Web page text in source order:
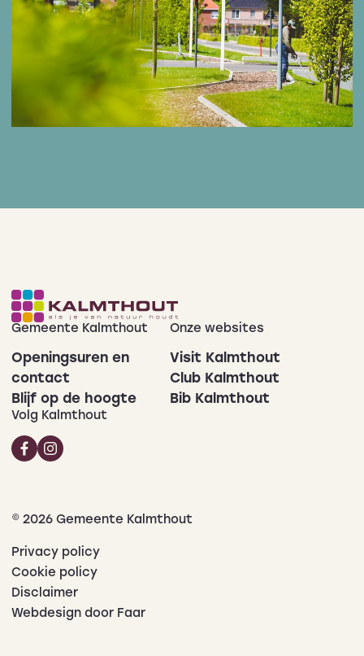
Gemeente Kalmthout
Openingsuren en
contact
Blijf op de hoogte
Onze websites
Visit Kalmthout
Club Kalmthout
Bib Kalmthout
Volg Kalmthout
© 2026 Gemeente Kalmthout
Privacy policy
Cookie policy
Disclaimer
Webdesign door Faar